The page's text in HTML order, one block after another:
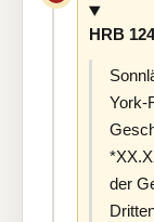
HRB
York-
der